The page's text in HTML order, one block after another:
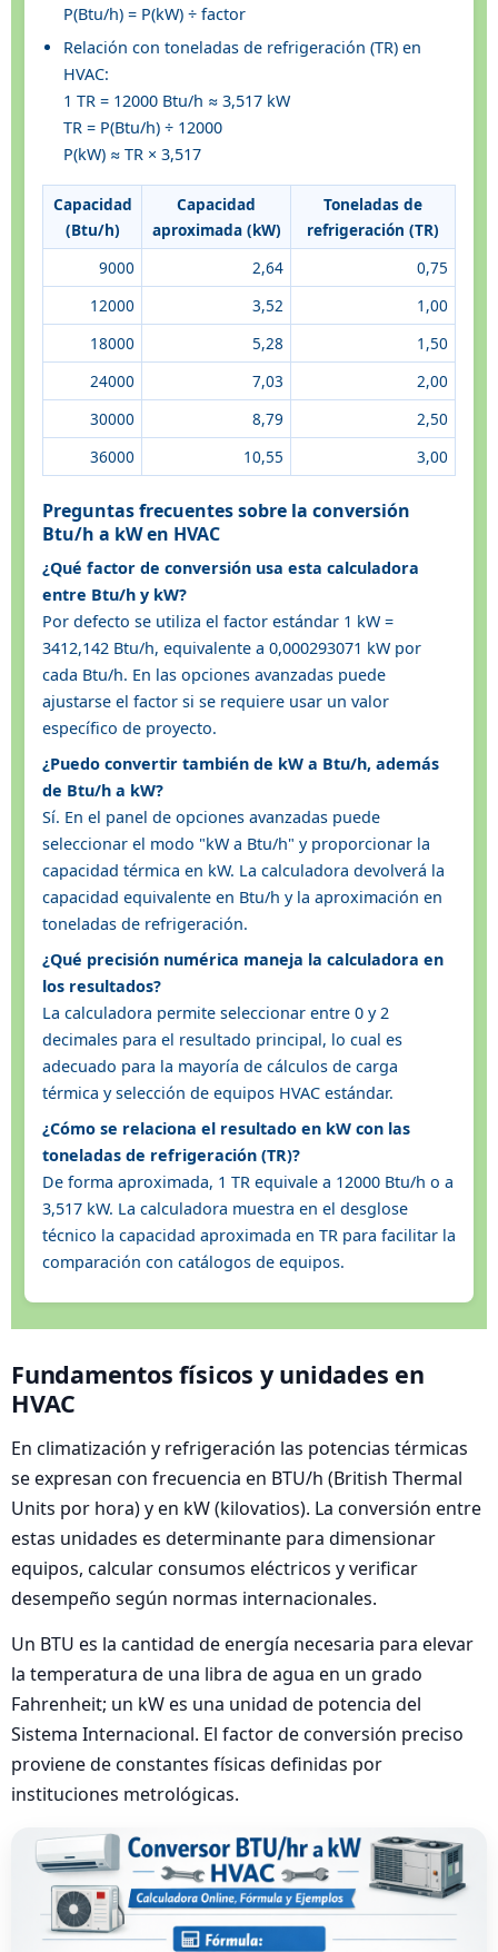
P(Btu/h) = P(kW) ÷ factor
Relación con toneladas de refrigeración (TR) en
HVAC:
1 TR = 12000 Btu/h ≈ 3,517 kW
TR = P(Btu/h) ÷ 12000
P(kW) ≈ TR × 3,517
Capacidad
(Btu/h)
Capacidad
aproximada (kW)
Toneladas de
refrigeración (TR)
9000
2,64
0,75
12000
3,52
1,00
18000
5,28
1,50
24000
7,03
2,00
30000
8,79
2,50
36000
10,55 3,00
Preguntas frecuentes sobre la conversión
Btu/h a kW en HVAC
¿Qué factor de conversión usa esta calculadora
entre Btu/h y kW?
Por defecto se utiliza el factor estándar 1 kW =
3412,142 Btu/h, equivalente a 0,000293071 kW por
cada Btu/h. En las opciones avanzadas puede
ajustarse el factor si se requiere usar un valor
específico de proyecto.
¿Puedo convertir también de kW a Btu/h, además
de Btu/h a kW?
Sí. En el panel de opciones avanzadas puede
seleccionar el modo "kW a Btu/h" y proporcionar la
capacidad térmica en kW. La calculadora devolverá la
capacidad equivalente en Btu/h y la aproximación en
toneladas de refrigeración.
¿Qué precisión numérica maneja la calculadora en
los resultados?
La calculadora permite seleccionar entre 0 y 2
decimales para el resultado principal, lo cual es
adecuado para la mayoría de cálculos de carga
térmica y selección de equipos HVAC estándar.
¿Cómo se relaciona el resultado en kW con las
toneladas de refrigeración (TR)?
De forma aproximada, 1 TR equivale a 12000 Btu/h o a
3,517 kW. La calculadora muestra en el desglose
técnico la capacidad aproximada en TR para facilitar la
comparación con catálogos de equipos.
Fundamentos físicos y unidades en
HVAC
En climatización y refrigeración las potencias térmicas
se expresan con frecuencia en BTU/h (British Thermal
Units por hora) y en kW (kilovatios). La conversión entre
estas unidades es determinante para dimensionar
equipos, calcular consumos eléctricos y verificar
desempeño según normas internacionales.
Un BTU es la cantidad de energía necesaria para elevar
la temperatura de una libra de agua en un grado
Fahrenheit; un kW es una unidad de potencia del
Sistema Internacional. El factor de conversión preciso
proviene de constantes físicas definidas por
instituciones metrológicas.